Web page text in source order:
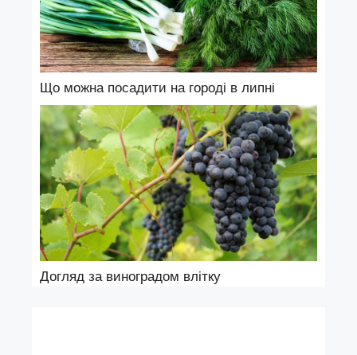
Що можна посадити на городі в липні
Догляд за виноградом влітку